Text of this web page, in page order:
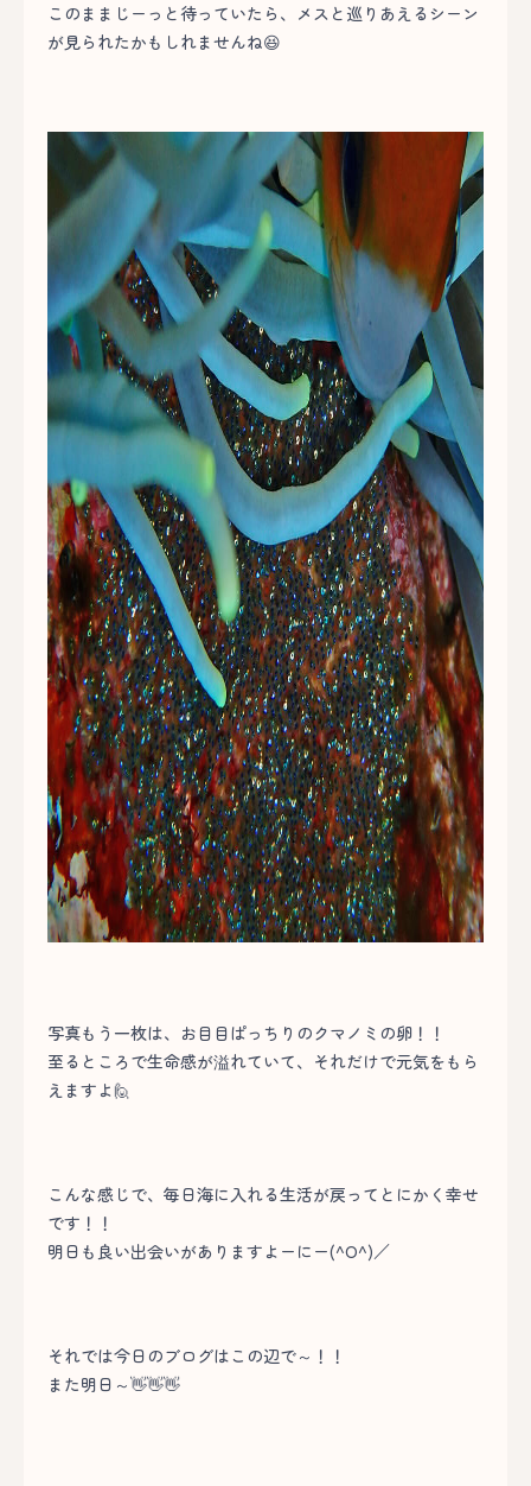
このままじーっと待っていたら、メスと巡りあえるシーン
が見られたかもしれませんね😆
写真もう一枚は、お目目ぱっちりのクマノミの卵！！
至るところで生命感が溢れていて、それだけで元気をもら
えますよ🙋
こんな感じで、毎日海に入れる生活が戻ってとにかく幸せ
です！！
明日も良い出会いがありますよーにー(^O^)／
それでは今日のブログはこの辺で～！！
また明日～👋👋👋